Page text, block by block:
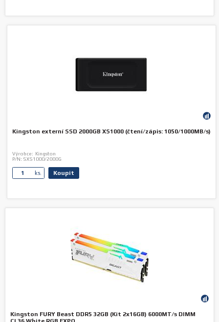
Kingston externí SSD 2000GB XS1000 (čtení/zápis: 1050/1000MB/s)
Výrobce: Kingston
P/N: SXS1000/2000G
ks. Koupit
Kingston FURY Beast DDR5 32GB (Kit 2x16GB) 6000MT/s DIMM